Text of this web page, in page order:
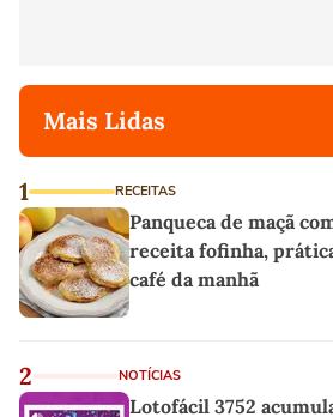
Mais Lidas
1 RECEITAS
Panqueca de maçã
receita fofinha,
café da manhã
2 NOTÍCIAS
Lotofácil 3752